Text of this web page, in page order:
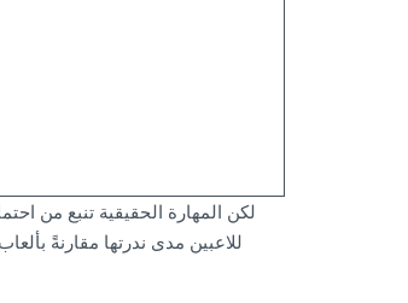
لكن المهارة الحقيقية تنبع من